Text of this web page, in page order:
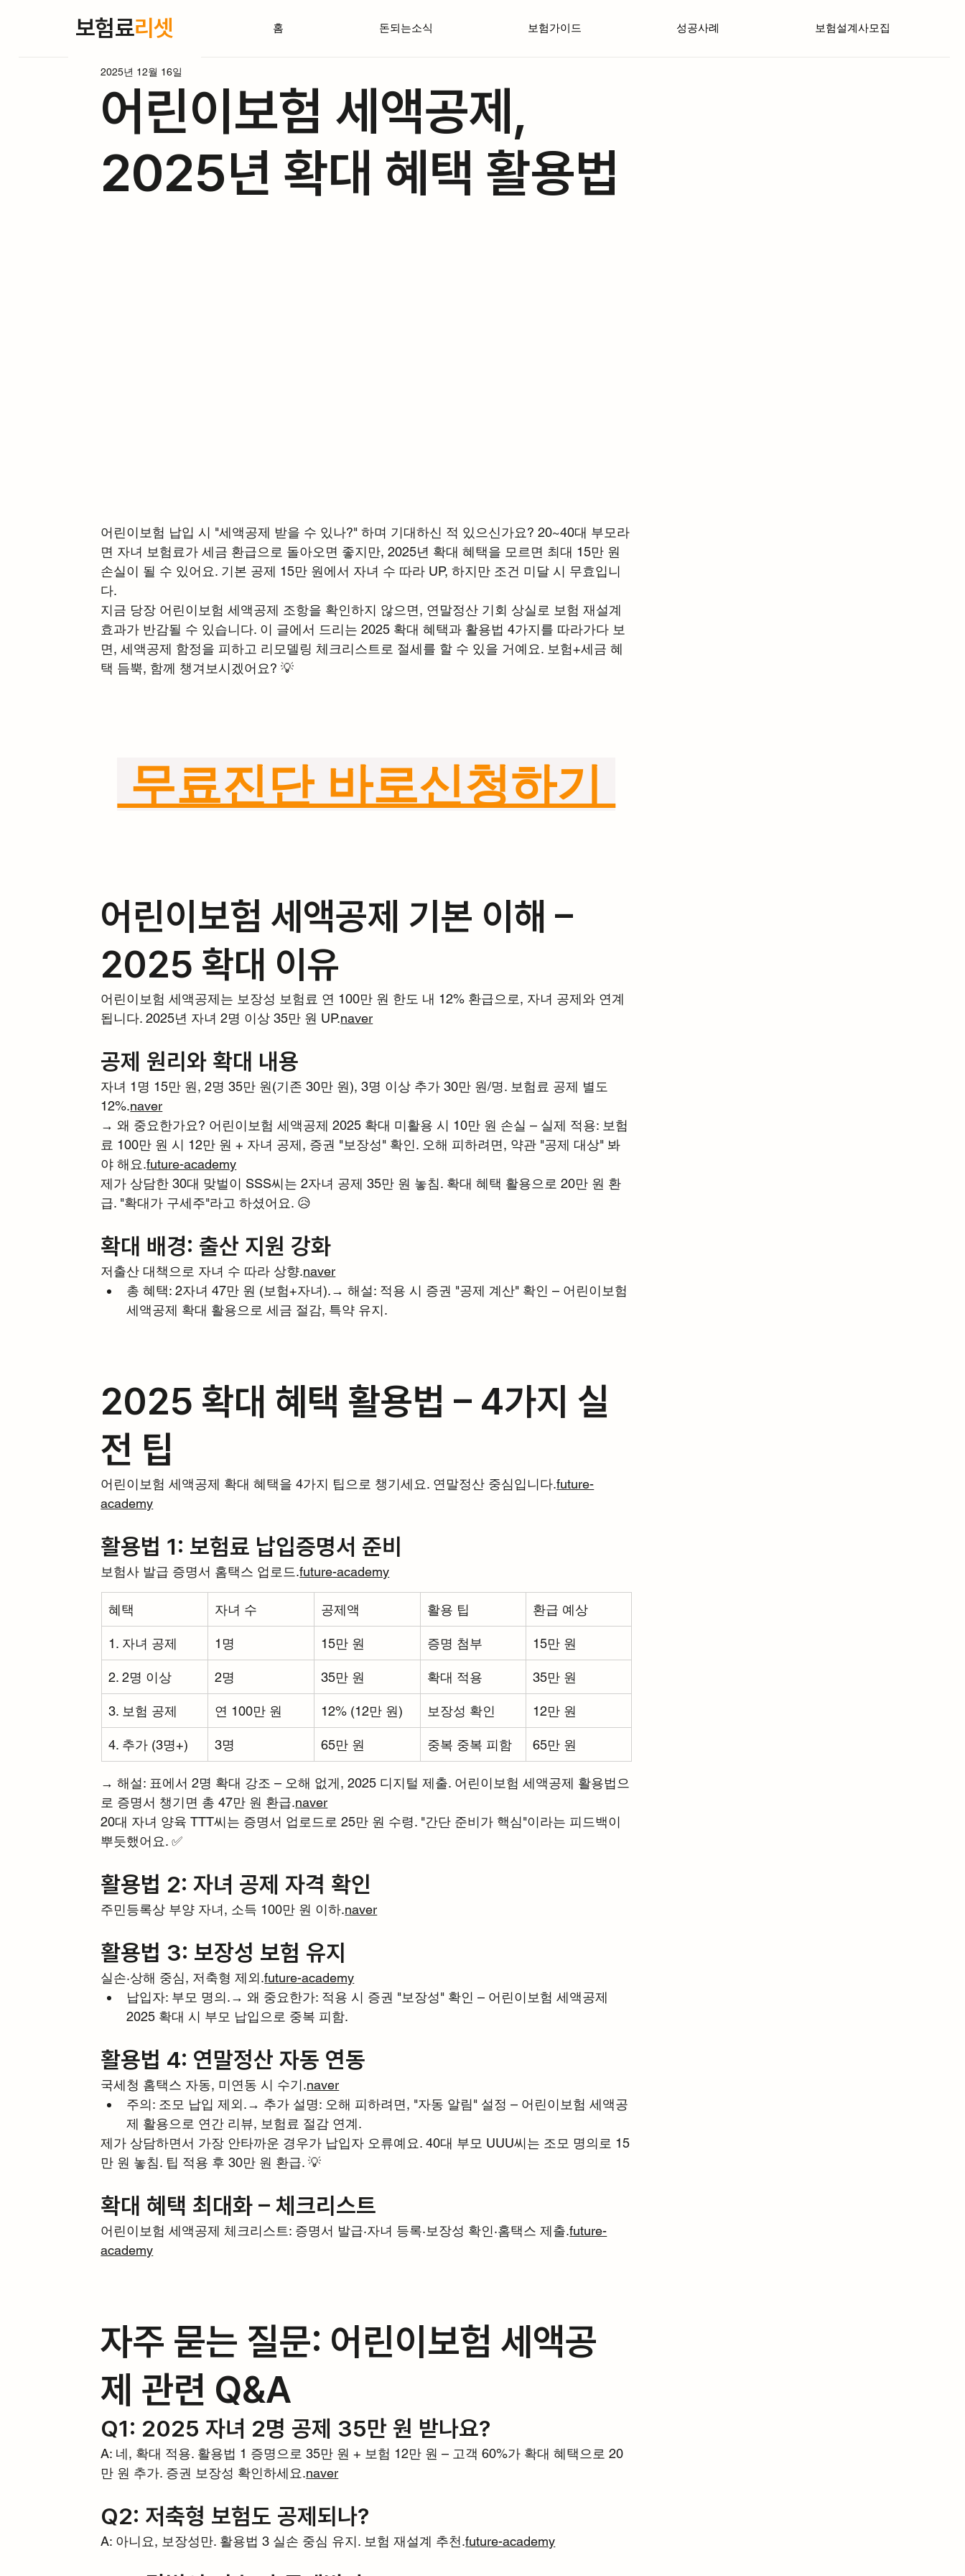
보험료리셋 홈 돈되는소식 보험가이드 성공사례 보험설계사모집
어린이보험 세액공제,
2025년 확대 혜택 활용법
2025년 12월 16일
어린이보험 납입 시 "세액공제 받을 수 있나?" 하며 기대하신 적 있으신가요? 20~40대 부모라
면 자녀 보험료가 세금 환급으로 돌아오면 좋지만, 2025년 확대 혜택을 모르면 최대 15만 원
손실이 될 수 있어요. 기본 공제 15만 원에서 자녀 수 따라 UP, 하지만 조건 미달 시 무효입니
다.
지금 당장 어린이보험 세액공제 조항을 확인하지 않으면, 연말정산 기회 상실로 보험 재설계
효과가 반감될 수 있습니다. 이 글에서 드리는 2025 확대 혜택과 활용법 4가지를 따라가다 보
면, 세액공제 함정을 피하고 리모델링 체크리스트로 절세를 할 수 있을 거예요. 보험+세금 혜
택 듬뿍, 함께 챙겨보시겠어요? 💡
무료진단 바로신청하기
어린이보험 세액공제 기본 이해 –
2025 확대 이유
어린이보험 세액공제는 보장성 보험료 연 100만 원 한도 내 12% 환급으로, 자녀 공제와 연계
됩니다. 2025년 자녀 2명 이상 35만 원 UP.naver
공제 원리와 확대 내용
자녀 1명 15만 원, 2명 35만 원(기존 30만 원), 3명 이상 추가 30만 원/명. 보험료 공제 별도
12%.naver
→ 왜 중요한가요? 어린이보험 세액공제 2025 확대 미활용 시 10만 원 손실 – 실제 적용: 보험
료 100만 원 시 12만 원 + 자녀 공제, 증권 "보장성" 확인. 오해 피하려면, 약관 "공제 대상" 봐
야 해요.future-academy
제가 상담한 30대 맞벌이 SSS씨는 2자녀 공제 35만 원 놓침. 확대 혜택 활용으로 20만 원 환
급. "확대가 구세주"라고 하셨어요. 😥
확대 배경: 출산 지원 강화
저출산 대책으로 자녀 수 따라 상향.naver
총 혜택: 2자녀 47만 원 (보험+자녀).→ 해설: 적용 시 증권 "공제 계산" 확인 – 어린이보험
세액공제 확대 활용으로 세금 절감, 특약 유지.
2025 확대 혜택 활용법 – 4가지 실
전 팁
어린이보험 세액공제 확대 혜택을 4가지 팁으로 챙기세요. 연말정산 중심입니다.future-
academy
활용법 1: 보험료 납입증명서 준비
보험사 발급 증명서 홈택스 업로드.future-academy
혜택 자녀 수 공제액 활용 팁 환급 예상
1. 자녀 공제 1명 15만 원 증명 첨부 15만 원
2. 2명 이상 2명 35만 원 확대 적용 35만 원
3. 보험 공제 연 100만 원 12% (12만 원) 보장성 확인 12만 원
4. 추가 (3명+) 3명 65만 원 중복 중복 피함 65만 원
→ 해설: 표에서 2명 확대 강조 – 오해 없게, 2025 디지털 제출. 어린이보험 세액공제 활용법으
로 증명서 챙기면 총 47만 원 환급.naver
20대 자녀 양육 TTT씨는 증명서 업로드로 25만 원 수령. "간단 준비가 핵심"이라는 피드백이
뿌듯했어요. ✅
활용법 2: 자녀 공제 자격 확인
주민등록상 부양 자녀, 소득 100만 원 이하.naver
활용법 3: 보장성 보험 유지
실손·상해 중심, 저축형 제외.future-academy
납입자: 부모 명의.→ 왜 중요한가: 적용 시 증권 "보장성" 확인 – 어린이보험 세액공제
2025 확대 시 부모 납입으로 중복 피함.
활용법 4: 연말정산 자동 연동
국세청 홈택스 자동, 미연동 시 수기.naver
주의: 조모 납입 제외.→ 추가 설명: 오해 피하려면, "자동 알림" 설정 – 어린이보험 세액공
제 활용으로 연간 리뷰, 보험료 절감 연계.
제가 상담하면서 가장 안타까운 경우가 납입자 오류예요. 40대 부모 UUU씨는 조모 명의로 15
만 원 놓침. 팁 적용 후 30만 원 환급. 💡
확대 혜택 최대화 – 체크리스트
어린이보험 세액공제 체크리스트: 증명서 발급·자녀 등록·보장성 확인·홈택스 제출.future-
academy
자주 묻는 질문: 어린이보험 세액공
제 관련 Q&A
Q1: 2025 자녀 2명 공제 35만 원 받나요?
A: 네, 확대 적용. 활용법 1 증명으로 35만 원 + 보험 12만 원 – 고객 60%가 확대 혜택으로 20
만 원 추가. 증권 보장성 확인하세요.naver
Q2: 저축형 보험도 공제되나?
A: 아니요, 보장성만. 활용법 3 실손 중심 유지. 보험 재설계 추천.future-academy